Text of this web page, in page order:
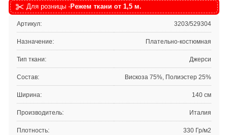
Для розницы -Режем ткани от 1,5 м.
Артикул: 3203/529304
Назначение: Плательно-костюмная
Тип ткани: Джерси
Состав: Вискоза 75%, Полиэстер 25%
Ширина: 140 см
Производитель: Италия
Плотность: 330 Гр/м2